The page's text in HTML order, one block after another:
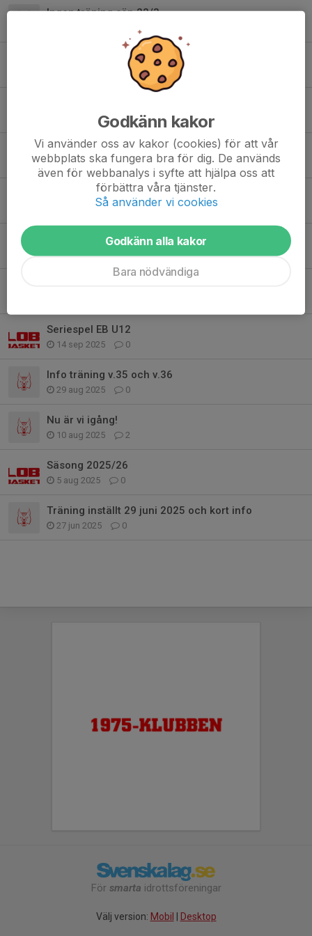
Ingen träning sön 22/3
0
11 feb, 19:31 0
Hälsningar från oss
24 dec 2025 5
Info träning under lovet
10 dec 2025 0
Info träning, fotografering, sekretariat
17 okt 2025 0
Seriespel EB U12
14 sep 2025 0
Info träning v.35 och v.36
29 aug 2025 0
Nu är vi igång!
10 aug 2025 2
Säsong 2025/26
5 aug 2025 0
Träning inställt 29 juni 2025 och kort info
27 jun 2025 0
För smarta idrottsföreningar
Välj version: Mobil | Desktop
Godkänn kakor
Vi använder oss av kakor (cookies) för att vår
webbplats ska fungera bra för dig. De används
även för webbanalys i syfte att hjälpa oss att
förbättra våra tjänster.
Så använder vi cookies
Godkänn alla kakor
Bara nödvändiga